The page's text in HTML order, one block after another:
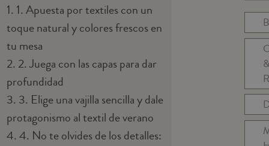
1. 1. Apuesta por textiles con un
toque natural y colores frescos en
tu mesa
2. 2. Juega con las capas para dar
profundidad
3. 3. Elige una vajilla sencilla y dale
protagonismo al textil de verano
4. 4. No te olvides de los detalles:
&